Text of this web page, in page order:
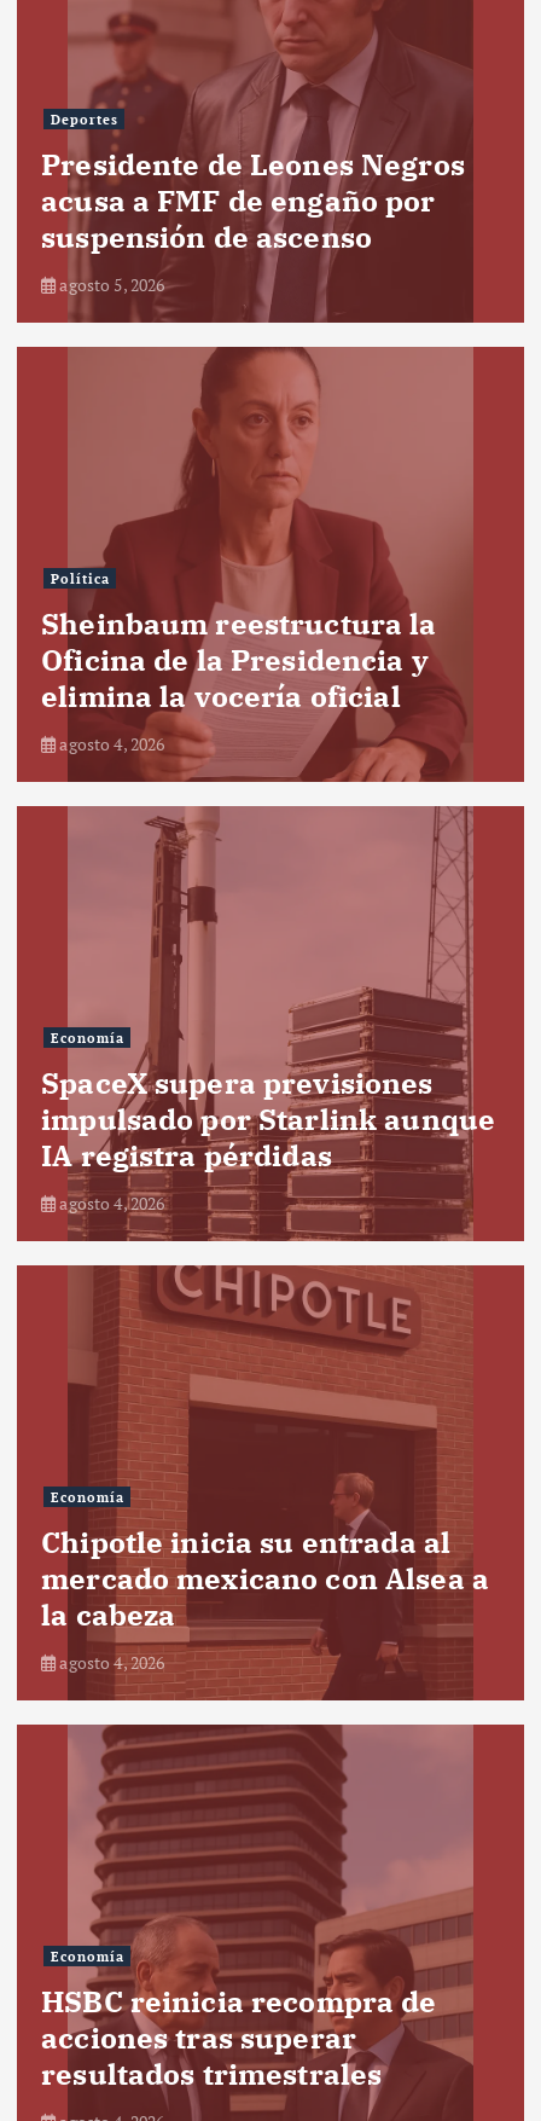
Deportes
Presidente de Leones Negros
acusa a FMF de engaño por
suspensión de ascenso
agosto 5, 2026
Política
Sheinbaum reestructura la
Oficina de la Presidencia y
elimina la vocería oficial
agosto 4, 2026
Economía
SpaceX supera previsiones
impulsado por Starlink aunque
IA registra pérdidas
agosto 4, 2026
Economía
Chipotle inicia su entrada al
mercado mexicano con Alsea a
la cabeza
agosto 4, 2026
Economía
HSBC reinicia recompra de
acciones tras superar
resultados trimestrales